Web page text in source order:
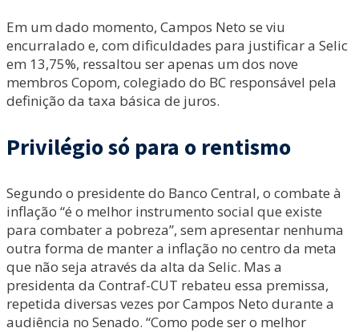
Em um dado momento, Campos Neto se viu
encurralado e, com dificuldades para justificar a Selic
em 13,75%, ressaltou ser apenas um dos nove
membros Copom, colegiado do BC responsável pela
definição da taxa básica de juros.
Privilégio só para o rentismo
Segundo o presidente do Banco Central, o combate à
inflação “é o melhor instrumento social que existe
para combater a pobreza”, sem apresentar nenhuma
outra forma de manter a inflação no centro da meta
que não seja através da alta da Selic. Mas a
presidenta da Contraf-CUT rebateu essa premissa,
repetida diversas vezes por Campos Neto durante a
audiência no Senado. “Como pode ser o melhor